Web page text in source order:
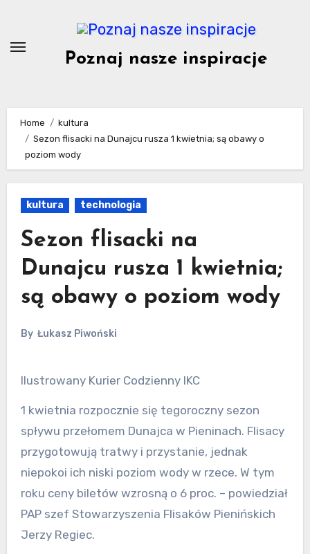
content
Poznaj nasze inspiracje
Home
kultura
Sezon flisacki na Dunajcu rusza 1 kwietnia; są obawy o
poziom wody
kultura technologia
Sezon flisacki na
Dunajcu rusza 1 kwietnia;
są obawy o poziom wody
By Łukasz Piwoński
Ilustrowany Kurier Codzienny IKC
1 kwietnia rozpocznie się tegoroczny sezon
spływu przełomem Dunajca w Pieninach. Flisacy
przygotowują tratwy i przystanie, jednak
niepokoi ich niski poziom wody w rzece. W tym
roku ceny biletów wzrosną o 6 proc. – powiedział
PAP szef Stowarzyszenia Flisaków Pienińskich
Jerzy Regiec.